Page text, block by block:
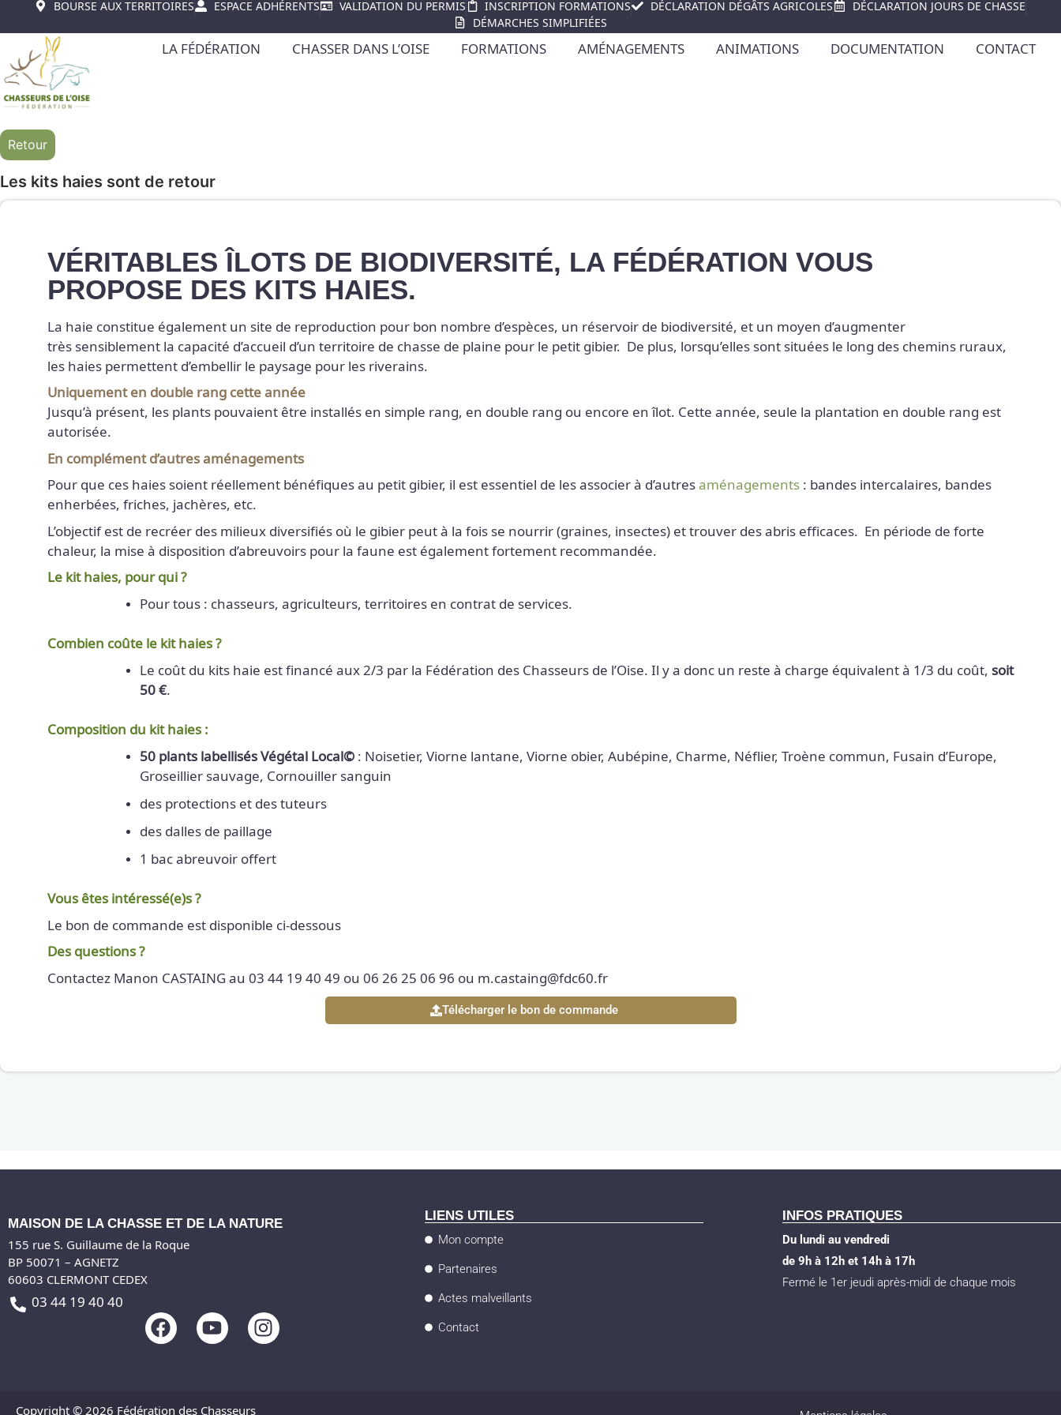
BOURSE AUX TERRITOIRES ESPACE ADHÉRENTS VALIDATION DU PERMIS INSCRIPTION FORMATIONS DÉCLARATION DÉGÂTS AGRICOLES
DÉCLARATION JOURS DE CHASSE
DÉMARCHES SIMPLIFIÉES
LA FÉDÉRATION CHASSER DANS L’OISE FORMATIONS AMÉNAGEMENTS ANIMATIONS DOCUMENTATION CONTACT
Retour
Les kits haies sont de retour
VÉRITABLES ÎLOTS DE BIODIVERSITÉ, LA FÉDÉRATION VOUS
PROPOSE DES KITS HAIES.
La haie constitue également un site de reproduction pour bon nombre d’espèces, un réservoir de biodiversité, et un moyen d’augmenter
très sensiblement la capacité d’accueil d’un territoire de chasse de plaine pour le petit gibier. De plus, lorsqu’elles sont situées le long des chemins ruraux,
les haies permettent d’embellir le paysage pour les riverains.
Uniquement en double rang cette année
Jusqu’à présent, les plants pouvaient être installés en simple rang, en double rang ou encore en îlot. Cette année, seule la plantation en double rang est
autorisée.
En complément d’autres aménagements
Pour que ces haies soient réellement bénéfiques au petit gibier, il est essentiel de les associer à d’autresaménagements : bandes intercalaires, bandes
enherbées, friches, jachères, etc.
L’objectif est de recréer des milieux diversifiés où le gibier peut à la fois se nourrir (graines, insectes) et trouver des abris efficaces. En période de forte
chaleur, la mise à disposition d’abreuvoirs pour la faune est également fortement recommandée.
Le kit haies, pour qui ?
Pour tous : chasseurs, agriculteurs, territoires en contrat de services.
Combien coûte le kit haies ?
Le coût du kits haie est financé aux 2/3 par la Fédération des Chasseurs de l’Oise. Il y a donc un reste à charge équivalent à 1/3 du coût, soit
50 €.
Composition du kit haies :
50 plants labellisés Végétal Local©: Noisetier, Viorne lantane, Viorne obier, Aubépine, Charme, Néflier, Troène commun, Fusain d’Europe,
Groseillier sauvage, Cornouiller sanguin
des protections et des tuteurs
des dalles de paillage
1 bac abreuvoir offert
Vous êtes intéressé(e)s ?
Le bon de commande est disponible ci-dessous
Des questions ?
Contactez Manon CASTAING au 03 44 19 40 49 ou 06 26 25 06 96 ou m.castaing@fdc60.fr
Télécharger le bon de commande
MAISON DE LA CHASSE ET DE LA NATURE
155 rue S. Guillaume de la Roque
BP 50071 – AGNETZ
60603 CLERMONT CEDEX
03 44 19 40 40
F
a
Y
o
I
n
LIENS UTILES
Mon compte
Partenaires
Actes malveillants
Contact
INFOS PRATIQUES
Du lundi au vendredi
de 9h à 12h et 14h à 17h
Fermé le 1er jeudi après-midi de chaque mois